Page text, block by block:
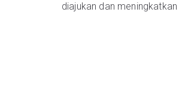
diajukan dan